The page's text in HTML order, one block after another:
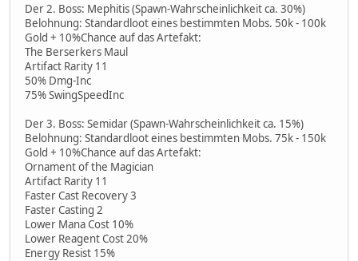
Der 2. Boss: Mephitis (Spawn-Wahrscheinlichkeit ca. 30%)
Belohnung: Standardloot eines bestimmten Mobs. 50k - 100k
Gold + 10%Chance auf das Artefakt:
The Berserkers Maul
Artifact Rarity 11
50% Dmg-Inc
75% SwingSpeedInc
Der 3. Boss: Semidar (Spawn-Wahrscheinlichkeit ca. 15%)
Belohnung: Standardloot eines bestimmten Mobs. 75k - 150k
Gold + 10%Chance auf das Artefakt:
Ornament of the Magician
Artifact Rarity 11
Faster Cast Recovery 3
Faster Casting 2
Lower Mana Cost 10%
Lower Reagent Cost 20%
Energy Resist 15%